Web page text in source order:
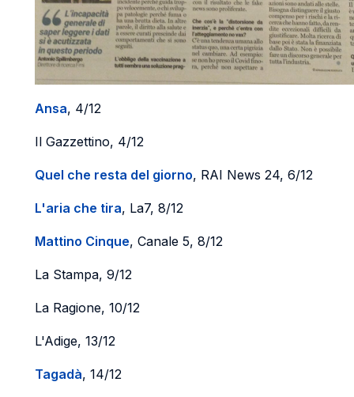
Ansa, 4/12
Il Gazzettino, 4/12
Quel che resta del giorno, RAI News 24, 6/12
L'aria che tira, La7, 8/12
Mattino Cinque, Canale 5, 8/12
La Stampa, 9/12
La Ragione, 10/12
L'Adige, 13/12
Tagadà, 14/12